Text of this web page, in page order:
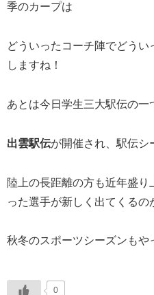
季のカープは
どういったコーチ陣でどう
しますね！
あとは今日学生三大駅伝の一
出雲駅伝が開催され、駅伝シ
陸上の長距離の方も近年盛
った選手が新しく出てくるの
秋冬のスポーツシーズンもや
0